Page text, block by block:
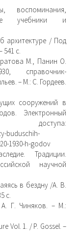
воспоминания,
учебники и
архитектуре / Под
541 с.
М., Панин О.
справочник-
– М.: С. Гордеев.
сооружений в
Электронный
buduschih-
1930-h-godov
Традиции.
научной
в бездну /А. В.
с.
Г. Чиняков. – М.:
Vol. 1. / P. Gossel. –